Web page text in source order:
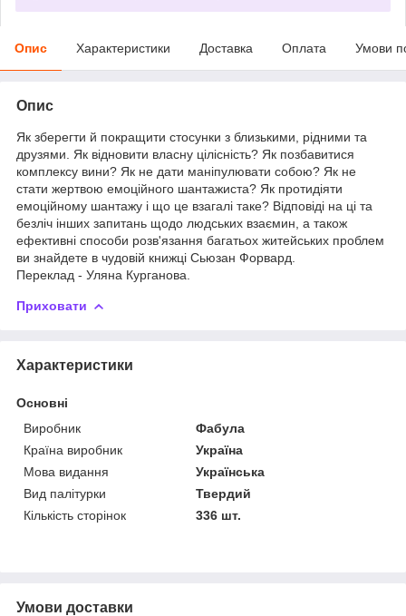
Опис Характеристики Доставка Оплата Умови
Опис
Як зберегти й покращити стосунки з близькими, рідними та
друзями. Як відновити власну цілісність? Як позбавитися
комплексу вини? Як не дати маніпулювати собою? Як не
стати жертвою емоційного шантажиста? Як протидіяти
емоційному шантажу і що це взагалі таке? Відповіді на ці та
безліч інших запитань щодо людських взаємин, а також
ефективні способи розв'язання багатьох житейських проблем
ви знайдете в чудовій книжці Сьюзан Форвард.
Переклад - Уляна Курганова.
Приховати
Характеристики
Основні
Виробник
Фабула
Країна виробник
Україна
Мова видання
Українська
Вид палітурки
Твердий
Кількість сторінок
336 шт.
Умови доставки